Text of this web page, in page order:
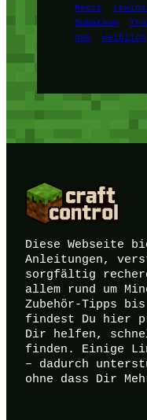
Reeze
Subathon
USA
weiblich
Diese Webseite
Anleitungen,
sorgfältig
allem rund um
Zubehör-Tipps bis
findest Du hier
Dir helfen,
finden. Einige
– dadurch
ohne dass Dir